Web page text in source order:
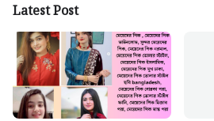
Latest Post